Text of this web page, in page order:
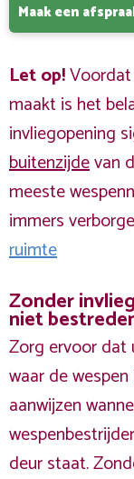
Maak een
Let op!
maakt is het
invliegopening
buitenzijdevan
meeste
immers
ruimte
Zonder
niet
Zorg ervoor dat
waar de
aanwijzen
deur staat.